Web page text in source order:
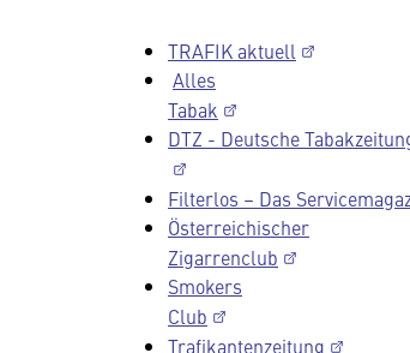
TRAFIK aktuell
Alles
Tabak
DTZ - Deutsche
Filterlos – Das
Österreichischer
Zigarrenclub
Smokers
Club
Trafikantenzeitung